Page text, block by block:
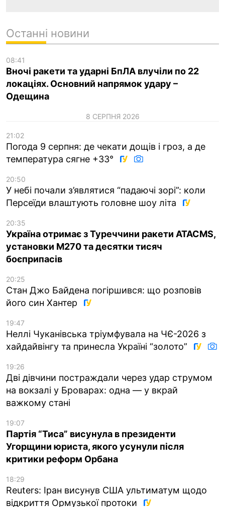
Останні новини
08:41
Вночі ракети та ударні БпЛА влучіли по 22
локаціях. Основний напрямок удару –
Одещина
8 СЕРПНЯ 2026
21:02
Погода 9 серпня: де чекати дощів і гроз, а де
температура сягне +33°
20:50
У небі почали з’являтися “падаючі зорі”: коли
Персеїди влаштують головне шоу літа
20:35
Україна отримає з Туреччини ракети ATACMS,
установки M270 та десятки тисяч
боєприпасів
20:25
Стан Джо Байдена погіршився: що розповів
його син Хантер
19:47
Неллі Чуканівська тріумфувала на ЧЄ-2026 з
хайдайвінгу та принесла Україні “золото”
19:26
Дві дівчини постраждали через удар струмом
на вокзалі у Броварах: одна — у вкрай
важкому стані
19:07
Партія “Тиса” висунула в президенти
Угорщини юриста, якого усунули після
критики реформ Орбана
18:29
Reuters: Іран висунув США ультиматум щодо
відкриття Ормузької протоки